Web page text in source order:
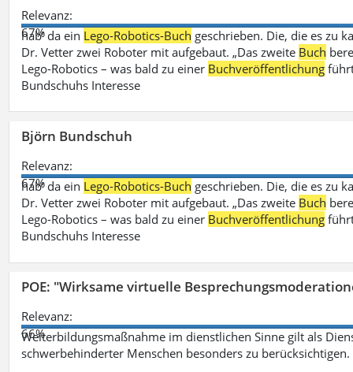
Relevanz:
67%
hab‘ da ein Lego-Robotics-Buch geschrieben. Die, die es zu
Dr. Vetter zwei Roboter mit aufgebaut. „Das zweite Buch
Lego-Robotics – was bald zu einer Buchveröffentlichung
Bundschuhs Interesse
Björn Bundschuh
Relevanz:
67%
hab‘ da ein Lego-Robotics-Buch geschrieben. Die, die es zu
Dr. Vetter zwei Roboter mit aufgebaut. „Das zweite Buch
Lego-Robotics – was bald zu einer Buchveröffentlichung
Bundschuhs Interesse
POE: "Wirksame virtuelle
Relevanz:
66%
Weiterbildungsmaßnahme im dienstlichen Sinne gilt als
schwerbehinderter Menschen besonders zu berücksichtigen.